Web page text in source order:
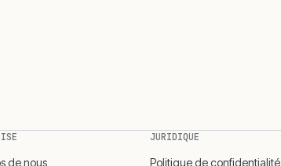
de nous
JURIDIQUE
Politique de confidentialité